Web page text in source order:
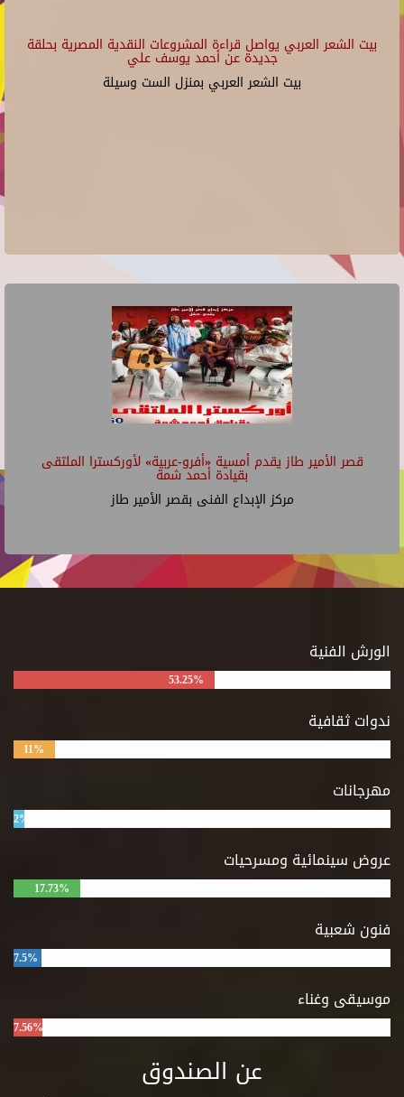
بيت الشعر العربي يواصل قراءة المشروعات النقدية المصرية بحلقة
جديدة عن أحمد يوسف علي
بيت الشعر العربي بمنزل الست وسيلة
قصر الأمير طاز يقدم أمسية «أفرو-عربية» لأوركسترا الملتقى
بقيادة أحمد شمة
مركز الإبداع الفنى بقصر الأمير طاز
الورش الفنية
53.25%
ندوات ثقافية
11%
مهرجانات
2%
عروض سينمائية ومسرحيات
17.73%
فنون شعبية
7.5%
موسيقى وغناء
7.56%
عن الصندوق